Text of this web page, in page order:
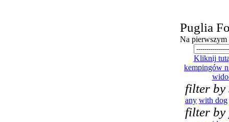
Puglia
Na pierwszym
Kliknij
kempingów
filter by
any with dog
filter by